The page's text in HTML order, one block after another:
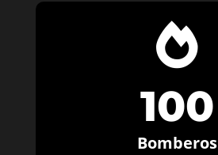

100
Bomberos